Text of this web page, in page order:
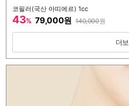
코필러(국산 아띠에르) 1cc
43% 79,000원 140,000원